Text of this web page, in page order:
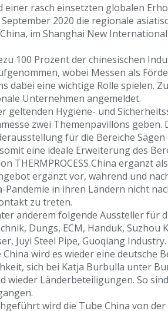
einer rasch einsetzten globalen
2020 die regionale
im Shanghai New International
100 Prozent der chinesischen
wobei Messen als
dabei eine wichtige Rolle spielen.
Unternehmen angemeldet.
geltenden Hygiene- und
zwei Themenpavillons geben.
für die Bereiche
eine ideale Erweiterung des
THERMPROCESS China ergänzt
ergänzt vor, während und
in ihren Ländern nicht
zu treten.
anderem folgende Aussteller für
Dungs, ECM, Handuk,
Juyi Steel Pipe, Guoqiang
China wird es wieder eine deutsche
sich bei Katja Burbulla unter
wieder Länderbeteiligungen. So
wird die Tube China von